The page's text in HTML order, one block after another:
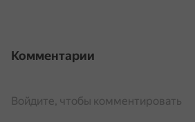
Комментарии
Войдите, чтобы комментировать